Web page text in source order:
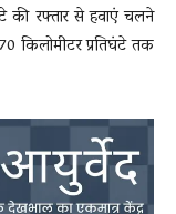
की रफ्तार से हवाएं चलने
किलोमीटर प्रतिघंटे तक